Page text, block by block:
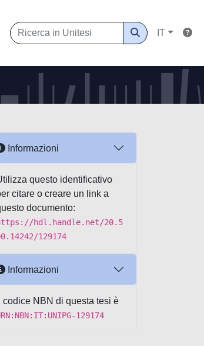
IT
Informazioni
questo identificativo
citare o creare un link a
documento:
hdl.handle.net/20.5
129174
Informazioni
Il codice NBN di questa tesi è
129174